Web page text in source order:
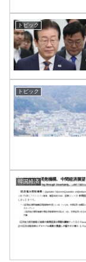
トピック
トピック
韓国経済